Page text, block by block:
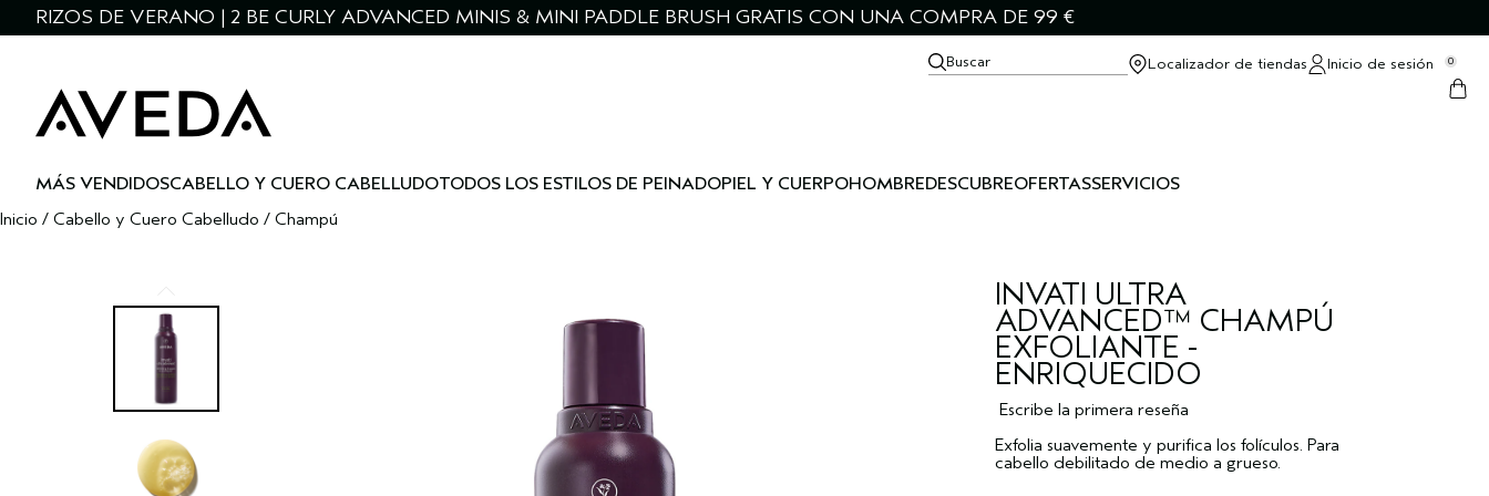
RIZOS DE VERANO | 2 BE CURLY ADVANCED MINIS & MINI PADDLE BRUSH GRATIS CON UNA COMPRA DE 99 €
Buscar Localizador de tiendas Inicio de sesión 0
MÁS VENDIDOSCABELLO Y CUERO CABELLUDOTODOS LOS ESTILOS DE PEINADOPIEL Y CUERPOHOMBREDESCUBREOFERTASSERVICIOS
Inicio / Cabello y Cuero Cabelludo / Champú
INVATI ULTRA
ADVANCED™ CHAMPÚ
EXFOLIANTE -
ENRIQUECIDO
Escribe la primera reseña
Exfolia suavemente y purifica los folículos. Para
cabello debilitado de medio a grueso.